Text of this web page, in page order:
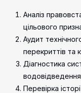
Аналіз
цільового
Аудит
перекриттів та
Діагностика
Перевірка